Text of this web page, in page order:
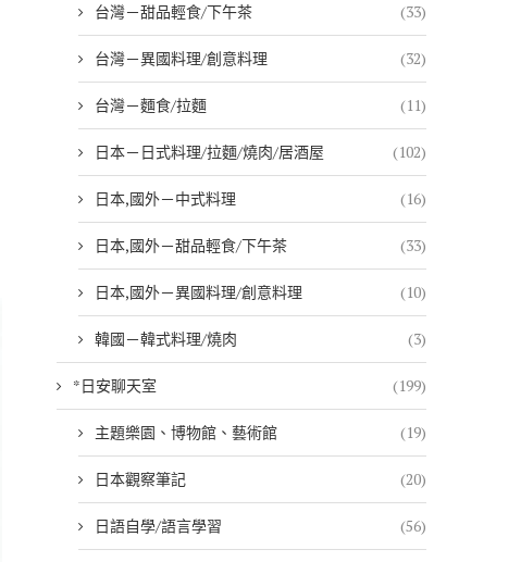
台灣－甜品輕食/下午茶 (33)
台灣－異國料理/創意料理 (32)
台灣－麵食/拉麵 (11)
日本－日式料理/拉麵/燒肉/居酒屋 (102)
日本,國外－中式料理 (16)
日本,國外－甜品輕食/下午茶 (33)
日本,國外－異國料理/創意料理 (10)
韓國－韓式料理/燒肉 (3)
*日安聊天室 (199)
主題樂園、博物館、藝術館 (19)
日本觀察筆記 (20)
日語自學/語言學習 (56)